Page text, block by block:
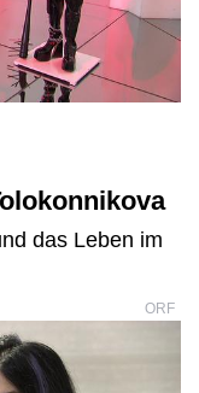
das Leben im
ORF